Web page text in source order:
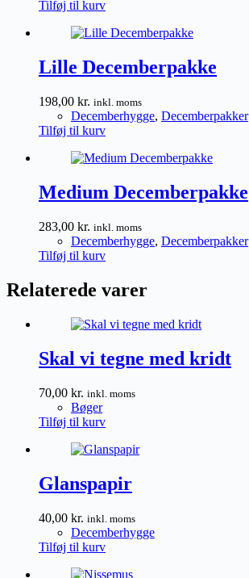
Tilføj til kurv
Lille Decemberpakke
198,00 kr. inkl. moms
Decemberhygge, Decemberpakker
Tilføj til kurv
Medium Decemberpakke
283,00 kr. inkl. moms
Decemberhygge, Decemberpakker
Tilføj til kurv
Relaterede varer
Skal vi tegne med kridt
70,00 kr. inkl. moms
Bøger
Tilføj til kurv
Glanspapir
40,00 kr. inkl. moms
Decemberhygge
Tilføj til kurv